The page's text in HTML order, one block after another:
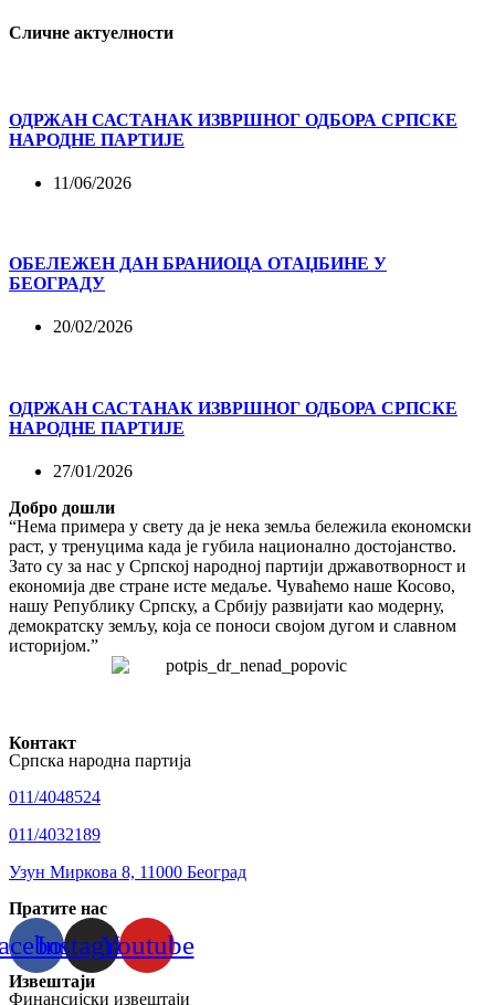
Сличне актуелности
ОДРЖАН САСТАНАК ИЗВРШНОГ ОДБОРА СРПСКЕ
НАРОДНЕ ПАРТИЈЕ
11/06/2026
ОБЕЛЕЖЕН ДАН БРАНИОЦА ОТАЏБИНЕ У
БЕОГРАДУ
20/02/2026
ОДРЖАН САСТАНАК ИЗВРШНОГ ОДБОРА СРПСКЕ
НАРОДНЕ ПАРТИЈЕ
27/01/2026
Добро дошли
“Нема примера у свету да је нека земља бележила економски
раст, у тренуцима када је губила национално достојанство.
Зато су за нас у Српској народној партији државотворност и
економија две стране исте медаље. Чуваћемо наше Косово,
нашу Републику Српску, а Србију развијати као модерну,
демократску земљу, која се поноси својом дугом и славном
историјом.”
Контакт
Српска народна партија
011/4048524
011/4032189
Узун Миркова 8, 11000 Београд
Пратите нас
InstagramYoutube
Извештаји
Финансијски извештаји